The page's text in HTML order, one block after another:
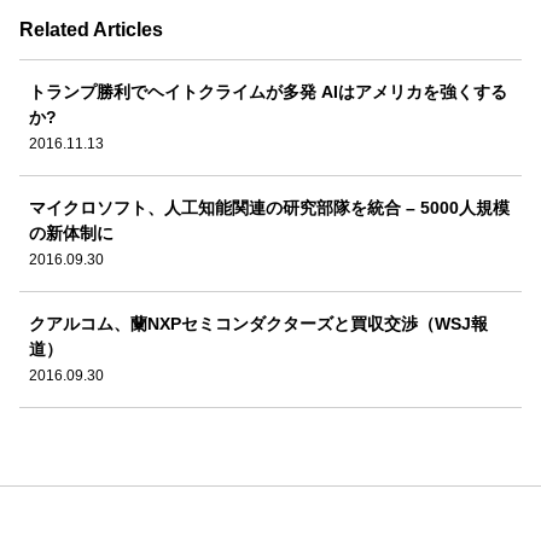
Related Articles
トランプ勝利でヘイトクライムが多発 AIはアメリカを強くする
か?
2016.11.13
マイクロソフト、人工知能関連の研究部隊を統合 – 5000人規模
の新体制に
2016.09.30
クアルコム、蘭NXPセミコンダクターズと買収交渉（WSJ報
道）
2016.09.30